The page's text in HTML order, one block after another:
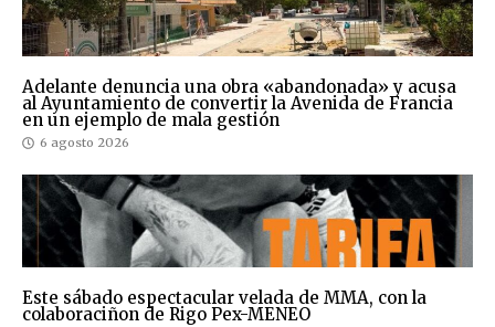
Adelante denuncia una obra «abandonada» y acusa
al Ayuntamiento de convertir la Avenida de Francia
en un ejemplo de mala gestión
6 agosto 2026
Este sábado espectacular velada de MMA, con la
colaboraciñon de Rigo Pex-MENEO